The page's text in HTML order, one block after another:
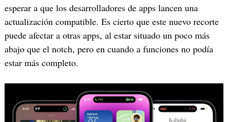
esperar a que los desarrolladores de apps lancen una
actualización compatible. Es cierto que este nuevo recorte
puede afectar a otras apps, al estar situado un poco más
abajo que el notch, pero en cuando a funciones no podía
estar más completo.